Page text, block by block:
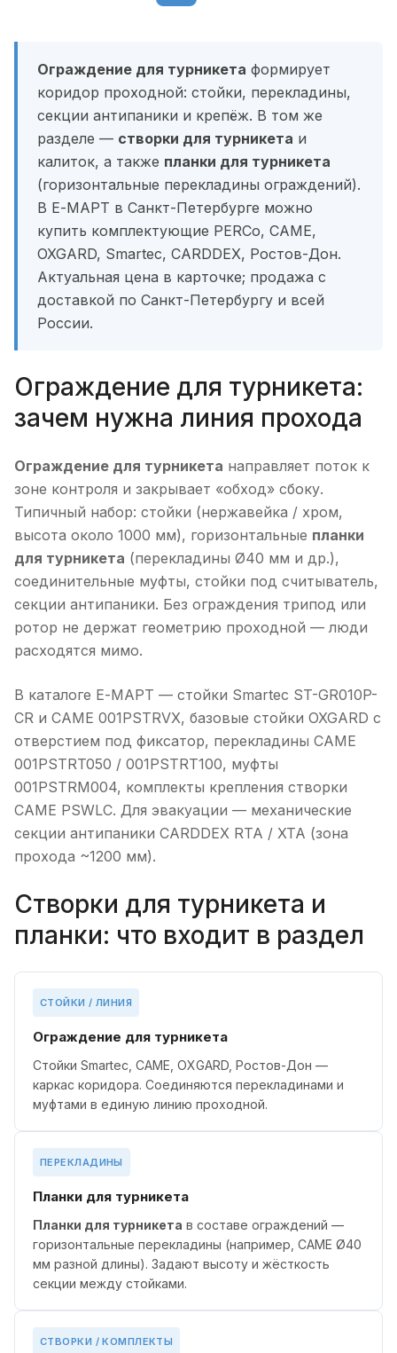
Ограждение для турникета формирует
коридор проходной: стойки, перекладины,
секции антипаники и крепёж. В том же
разделе — створки для турникета и
калиток, а также планки для турникета
(горизонтальные перекладины ограждений).
В Е-МАРТ в Санкт-Петербурге можно
купить комплектующие PERCo, CAME,
OXGARD, Smartec, CARDDEX, Ростов-Дон.
Актуальная цена в карточке; продажа с
доставкой по Санкт-Петербургу и всей
России.
Ограждение для турникета:
зачем нужна линия прохода
Ограждение для турникета направляет поток к
зоне контроля и закрывает «обход» сбоку.
Типичный набор: стойки (нержавейка / хром,
высота около 1000 мм), горизонтальные планки
для турникета (перекладины Ø40 мм и др.),
соединительные муфты, стойки под считыватель,
секции антипаники. Без ограждения трипод или
ротор не держат геометрию проходной — люди
расходятся мимо.
В каталоге Е-МАРТ — стойки Smartec ST-GR010P-
CR и CAME 001PSTRVX, базовые стойки OXGARD с
отверстием под фиксатор, перекладины CAME
001PSTRT050 / 001PSTRT100, муфты
001PSTRM004, комплекты крепления створки
CAME PSWLC. Для эвакуации — механические
секции антипаники CARDDEX RTA / XTA (зона
прохода ~1200 мм).
Створки для турникета и
планки: что входит в раздел
СТОЙКИ / ЛИНИЯ
Ограждение для турникета
Стойки Smartec, CAME, OXGARD, Ростов-Дон —
каркас коридора. Соединяются перекладинами и
муфтами в единую линию проходной.
ПЕРЕКЛАДИНЫ
Планки для турникета
Планки для турникета в составе ограждений —
горизонтальные перекладины (например, CAME Ø40
мм разной длины). Задают высоту и жёсткость
секции между стойками.
СТВОРКИ / КОМПЛЕКТЫ